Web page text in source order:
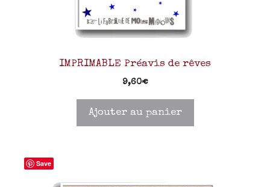
IMPRIMABLE Préavis de rêves
9,60€
Ajouter au panier
Save